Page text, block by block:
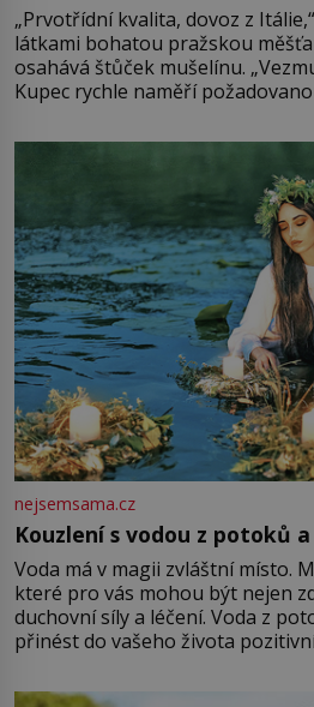
„Prvotřídní kvalita, dovoz z
látkami bohatou pražskou
osahává štůček mušelínu.
Kupec rychle naměří
milostpaní. Stačí jenom na
množství růžového mušelínu.
nejsemsama.cz
Kouzlení s vodou z potoků
Voda má v magii zvláštní místo.
které pro vás mohou být nejen
duchovní síly a léčení. Voda z
přinést do vašeho života
můžete obohatit své rituály a